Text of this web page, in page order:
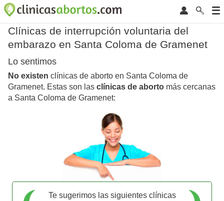
Clínicas de interrupción voluntaria del
embarazo en Santa Coloma de Gramenet
Lo sentimos
No existen clínicas de aborto en Santa Coloma de
Gramenet. Estas son las clínicas de aborto más cercanas
a Santa Coloma de Gramenet:
Te sugerimos las siguientes clínicas